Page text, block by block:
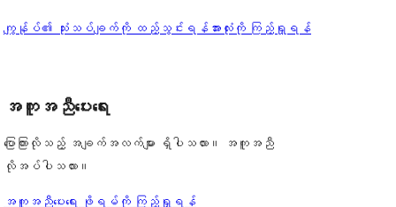
သုံးသပ်
ပွင့်
စောင်
ကျွန်ုပ်၏ သုံးသပ်ချက်ကို ထည့်သွင်းရန်သုံးသပ်
အားလုံးကို ကြည့်ရှုရန်
အကူအညီပေးရေး
ပြောကြားလိုသည့် အချက်အလက်များ ရှိပါသလား။ အကူအညီ
လိုအပ်ပါသလား။
အကူအညီပေးရေး ဖိုရမ်ကို ကြည့်ရှုရန်